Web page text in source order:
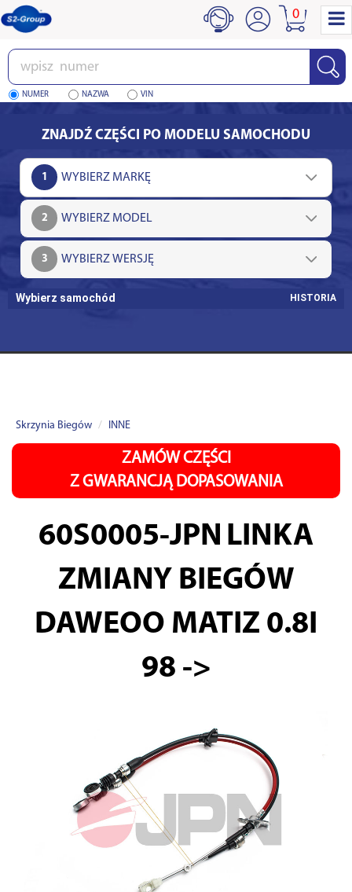
Wpisz
numer
NUMER NAZWA VIN
0
ZNAJDŹ CZĘŚCI PO MODELU SAMOCHODU
1
2
3
Wybierz samochód HISTORIA
Skrzynia Biegów INNE
ZAMÓW CZĘŚCI
Z GWARANCJĄ DOPASOWANIA
60S0005-JPN LINKA
ZMIANY BIEGÓW
DAWEOO MATIZ 0.8I
98 ->